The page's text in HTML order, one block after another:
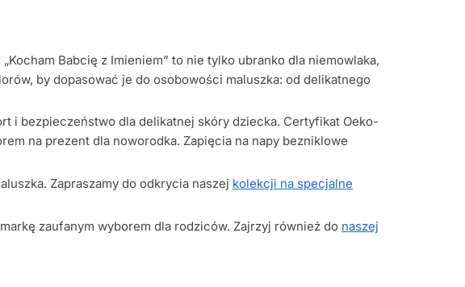
Babcię z Imieniem” to nie tylko ubranko dla niemowlaka,
by dopasować je do osobowości maluszka: od delikatnego
i bezpieczeństwo dla delikatnej skóry dziecka. Certyfikat Oeko-
na prezent dla noworodka. Zapięcia na napy bezniklowe
Zapraszamy do odkrycia naszej kolekcji na specjalne
zaufanym wyborem dla rodziców. Zajrzyj również do naszej